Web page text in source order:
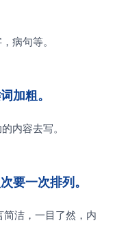
病句等。
加粗。
内容去写。
要一次排列。
洁，一目了然，内